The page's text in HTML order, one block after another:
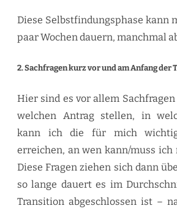
Diese Selbstfindungsphase kann
paar Wochen dauern, manchmal
2. Sachfragen kurz vor und am Anfang der
Hier sind es vor allem
welchen Antrag stellen, in
kann ich die für mich
erreichen, an wen kann/muss ich
Diese Fragen ziehen sich dann
so lange dauert es im
Transition abgeschlossen ist –